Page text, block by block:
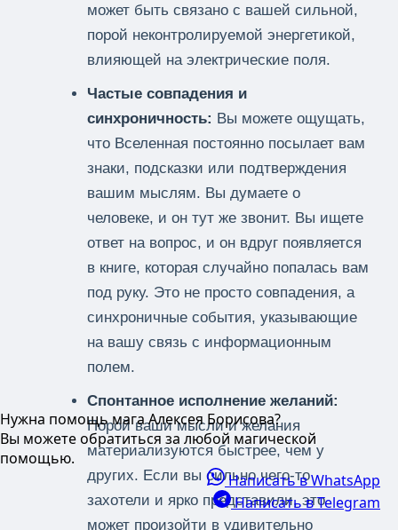
Нужна помощь мага Алексея Борисова?
Вы можете обратиться за любой магической
помощью.
Написать в WhatsApp
Написать в Telegram
может быть связано с вашей сильной,
порой неконтролируемой энергетикой,
влияющей на электрические поля.
Частые совпадения и
синхроничность: Вы можете ощущать,
что Вселенная постоянно посылает вам
знаки, подсказки или подтверждения
вашим мыслям. Вы думаете о
человеке, и он тут же звонит. Вы ищете
ответ на вопрос, и он вдруг появляется
в книге, которая случайно попалась вам
под руку. Это не просто совпадения, а
синхроничные события, указывающие
на вашу связь с информационным
полем.
Спонтанное исполнение желаний:
Порой ваши мысли и желания
материализуются быстрее, чем у
других. Если вы сильно чего-то
захотели и ярко представили, это
может произойти в удивительно